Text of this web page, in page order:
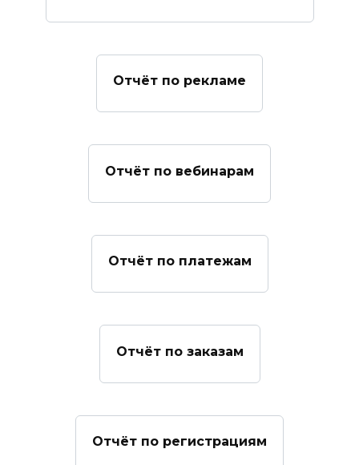
Отчёт по рекламе
Отчёт по вебинарам
Отчёт по платежам
Отчёт по заказам
Отчёт по регистрациям